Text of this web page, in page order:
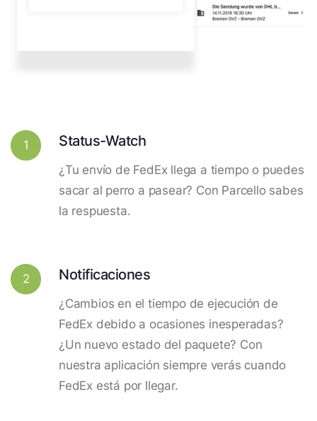
1 Status-Watch
¿Tu envío de FedEx llega a tiempo o puedes
sacar al perro a pasear? Con Parcello sabes
la respuesta.
2 Notificaciones
¿Cambios en el tiempo de ejecución de
FedEx debido a ocasiones inesperadas?
¿Un nuevo estado del paquete? Con
nuestra aplicación siempre verás cuando
FedEx está por llegar.